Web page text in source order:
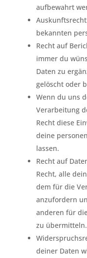
aufbewahrt
bekannten
Recht auf
immer du
Daten zu
gelöscht oder
Wenn du uns
Verarbeitung
Recht diese
deine
lassen.
Recht auf
Recht, alle
dem für die
anzufordern
anderen für
zu übermitteln.
deiner Daten